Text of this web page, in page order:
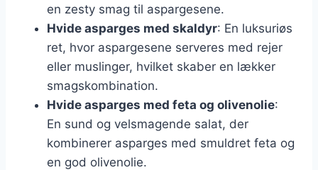
en zesty smag til aspargesene.
Hvide asparges med skaldyr: En luksuriøs
ret, hvor aspargesene serveres med rejer
eller muslinger, hvilket skaber en lækker
smagskombination.
Hvide asparges med feta og olivenolie:
En sund og velsmagende salat, der
kombinerer asparges med smuldret feta og
en god olivenolie.